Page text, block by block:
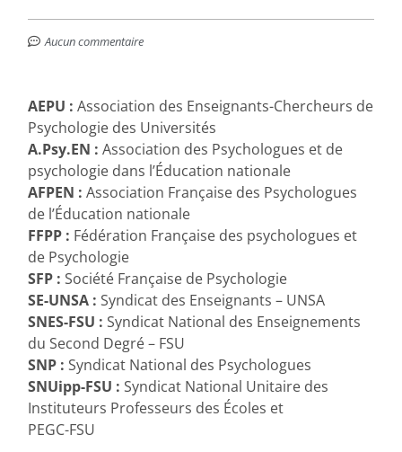
Aucun commentaire
AEPU : Association des Enseignants-Chercheurs de
Psychologie des Universités
A.Psy.EN :Association des Psychologues et de
psychologie dans l’Éducation nationale
AFPEN : Association Française des Psychologues
de l’Éducation nationale
FFPP : Fédération Française des psychologues et
de Psychologie
SFP :Société Française de Psychologie
SE-UNSA : Syndicat des Enseignants – UNSA
SNES-FSU : Syndicat National des Enseignements
du Second Degré – FSU
SNP :Syndicat National des Psychologues
SNUipp-FSU :Syndicat National Unitaire des
Instituteurs Professeurs des Écoles et
PEGC-FSU